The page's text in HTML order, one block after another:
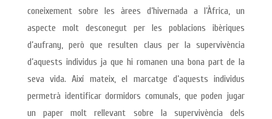
coneixement sobre les àrees d’hivernada a l’Àfrica, un
aspecte molt desconegut per les poblacions ibèriques
d’aufrany, però que resulten claus per la supervivència
d’aquests individus ja que hi romanen una bona part de la
seva vida. Així mateix, el marcatge d’aquests individus
permetrà identificar dormidors comunals, que poden jugar
un paper molt rellevant sobre la supervivència dels